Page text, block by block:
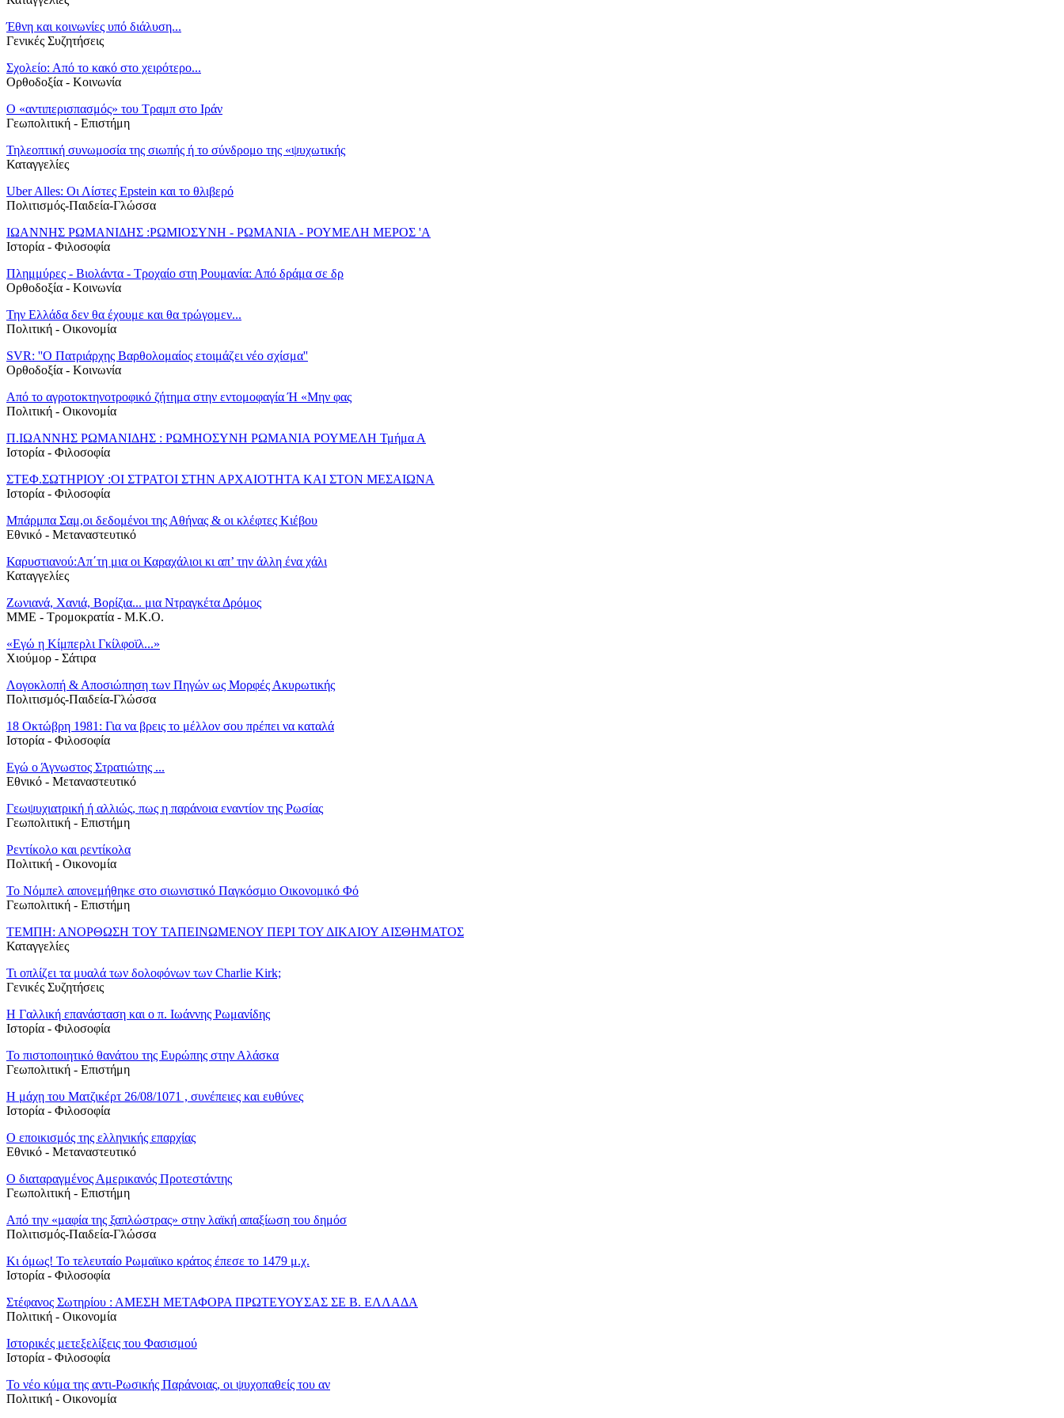
Έθνη και κοινωνίες υπό διάλυση...
Γενικές Συζητήσεις
Σχολείο: Από το κακό στο χειρότερο...
Ορθοδοξία - Κοινωνία
Ο «αντιπερισπασμός» του Τραμπ στο Ιράν
Γεωπολιτική - Επιστήμη
Τηλεοπτική συνωμοσία της σιωπής ή το σύνδρομο της «ψυχωτικής
Καταγγελίες
Uber Alles: Οι Λίστες Epstein και το θλιβερό
Πολιτισμός-Παιδεία-Γλώσσα
ΙΩΑΝΝΗΣ ΡΩΜΑΝΙΔΗΣ :ΡΩΜΙΟΣΥΝΗ - ΡΩΜΑΝΙΑ - ΡΟΥΜΕΛΗ ΜΕΡΟΣ 'Α
Ιστορία - Φιλοσοφία
Πλημμύρες - Βιολάντα - Τροχαίο στη Ρουμανία: Από δράμα σε δρ
Ορθοδοξία - Κοινωνία
Την Ελλάδα δεν θα έχουμε και θα τρώγομεν...
Πολιτική - Oικονομία
SVR: ''Ο Πατριάρχης Βαρθολομαίος ετοιμάζει νέο σχίσμα''
Ορθοδοξία - Κοινωνία
Από το αγροτοκτηνοτροφικό ζήτημα στην εντομοφαγία Ή «Μην φας
Πολιτική - Oικονομία
Π.ΙΩΑΝΝΗΣ ΡΩΜΑΝΙΔΗΣ : ΡΩΜΗΟΣΥΝΗ ΡΩΜΑΝΙΑ ΡΟΥΜΕΛΗ Τμήμα Α
Ιστορία - Φιλοσοφία
ΣΤΕΦ.ΣΩΤΗΡΙΟΥ :ΟΙ ΣΤΡΑΤΟΙ ΣΤΗΝ ΑΡΧΑΙΟΤΗΤΑ ΚΑΙ ΣΤΟΝ ΜΕΣΑΙΩΝΑ
Ιστορία - Φιλοσοφία
Μπάρμπα Σαμ,οι δεδομένοι της Αθήνας & οι κλέφτες Κιέβου
Εθνικό - Μεταναστευτικό
Καρυστιανού:Απ΄τη μια οι Καραχάλιοι κι απ’ την άλλη ένα χάλι
Καταγγελίες
Ζωνιανά, Χανιά, Βορίζια... μια Ντραγκέτα Δρόμος
MME - Τρομοκρατία - Μ.Κ.Ο.
«Εγώ η Κίμπερλι Γκίλφοϊλ...»
Χιούμορ - Σάτιρα
Λογοκλοπή & Αποσιώπηση των Πηγών ως Μορφές Ακυρωτικής
Πολιτισμός-Παιδεία-Γλώσσα
18 Οκτώβρη 1981: Για να βρεις το μέλλον σου πρέπει να καταλά
Ιστορία - Φιλοσοφία
Εγώ ο Άγνωστος Στρατιώτης ...
Εθνικό - Μεταναστευτικό
Γεωψυχιατρική ή αλλιώς, πως η παράνοια εναντίον της Ρωσίας
Γεωπολιτική - Επιστήμη
Ρεντίκολο και ρεντίκολα
Πολιτική - Oικονομία
Το Νόμπελ απονεμήθηκε στο σιωνιστικό Παγκόσμιο Οικονομικό Φό
Γεωπολιτική - Επιστήμη
ΤΕΜΠΗ: ΑΝΟΡΘΩΣΗ ΤΟΥ ΤΑΠΕΙΝΩΜΕΝΟΥ ΠΕΡΙ ΤΟΥ ΔΙΚΑΙΟΥ ΑΙΣΘΗΜΑΤΟΣ
Καταγγελίες
Τι οπλίζει τα μυαλά των δολοφόνων των Charlie Kirk;
Γενικές Συζητήσεις
Η Γαλλική επανάσταση και ο π. Ιωάννης Ρωμανίδης
Ιστορία - Φιλοσοφία
Το πιστοποιητικό θανάτου της Ευρώπης στην Αλάσκα
Γεωπολιτική - Επιστήμη
Η μάχη του Ματζικέρτ 26/08/1071 , συνέπειες και ευθύνες
Ιστορία - Φιλοσοφία
Ο εποικισμός της ελληνικής επαρχίας
Εθνικό - Μεταναστευτικό
Ο διαταραγμένος Αμερικανός Προτεστάντης
Γεωπολιτική - Επιστήμη
Από την «μαφία της ξαπλώστρας» στην λαϊκή απαξίωση του δημόσ
Πολιτισμός-Παιδεία-Γλώσσα
Κι όμως! Το τελευταίο Ρωμαϊικο κράτος έπεσε το 1479 μ.χ.
Ιστορία - Φιλοσοφία
Στέφανος Σωτηρίου : ΑΜΕΣΗ ΜΕΤΑΦΟΡΑ ΠΡΩΤΕΥΟΥΣΑΣ ΣΕ Β. ΕΛΛΑΔΑ
Πολιτική - Oικονομία
Ιστορικές μετεξελίξεις του Φασισμού
Ιστορία - Φιλοσοφία
To νέο κύμα της αντι-Ρωσικής Παράνοιας, οι ψυχοπαθείς του αν
Πολιτική - Oικονομία